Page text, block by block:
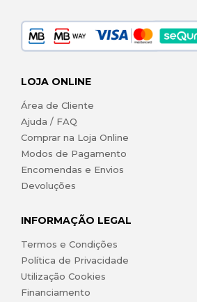
LOJA ONLINE
Área de Cliente
Ajuda / FAQ
Comprar na Loja Online
Modos de Pagamento
Encomendas e Envios
Devoluções
INFORMAÇÃO LEGAL
Termos e Condições
Política de Privacidade
Utilização Cookies
Financiamento